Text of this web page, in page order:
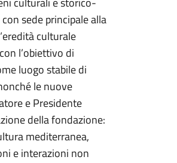
sede principale alla
culturale
l’obiettivo di
luogo stabile di
le nuove
e Presidente
della fondazione:
mediterranea,
e interazioni non